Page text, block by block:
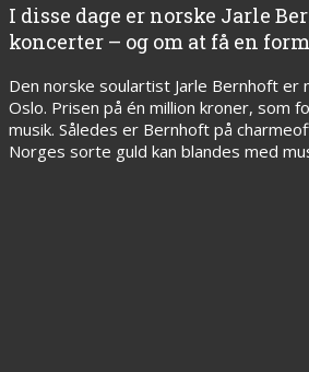
I disse dage er norske Jarle
koncerter – og om at få en
Den norske soulartist Jarle Bernhoft
Oslo. Prisen på én million kroner,
musik. Således er Bernhoft på
Norges sorte guld kan blandes med